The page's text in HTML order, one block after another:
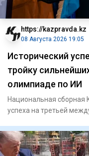
https://kazpravda.kz
08 Августа 2026 19:05
Исторический
тройку
олимпиаде по ИИ
Национальная сборная
успеха на третьей